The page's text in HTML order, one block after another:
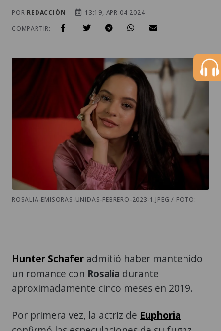
POR REDACCIÓN
13:19, APR 04 2024
COMPARTIR:
ROSALIA-EMISORAS-UNIDAS-FEBRERO-2023-1.JPEG / FOTO:
Hunter Schafer admitió haber mantenido
un romance con Rosalía durante
aproximadamente cinco meses en 2019.
Por primera vez, la actriz de Euphoria